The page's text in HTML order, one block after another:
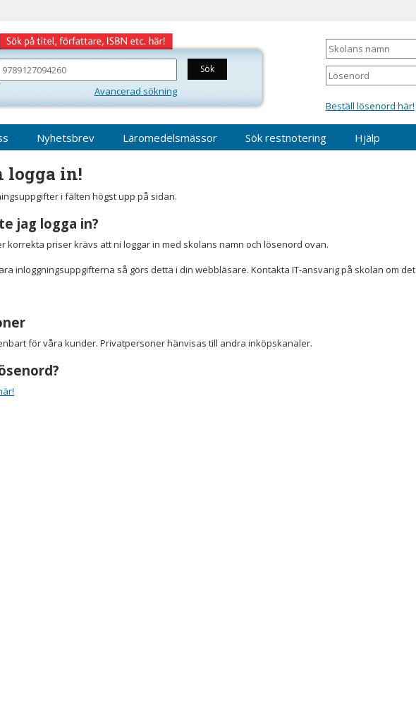
Skolans
namn
Lösenord
Beställ lösenord här!
Sök
bland
Avancerad sökning
Nyhetsbrev Läromedelsmässor Sök restnotering Hjälp
logga in!
i fälten högst upp på sidan.
jag logga in?
korrekta priser krävs att ni loggar in med skolans namn och lösenord ovan.
inloggningsuppgifterna så görs detta i din webbläsare. Kontakta IT-ansvarig på skolan om det
för våra kunder. Privatpersoner hänvisas till andra inköpskanaler.